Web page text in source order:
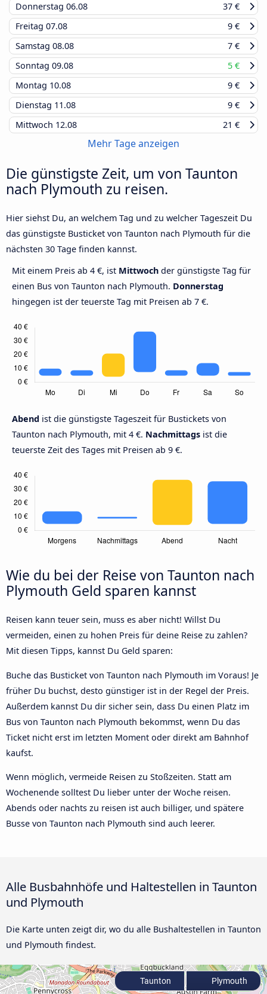
Donnerstag 06.08
37 €
Freitag 07.08
9 €
Samstag 08.08
7 €
Sonntag 09.08
5 €
Montag 10.08
9 €
Dienstag 11.08
9 €
Mittwoch 12.08 21 €
Mehr Tage anzeigen
Die günstigste Zeit, um von Taunton
nach Plymouth zu reisen.
Hier siehst Du, an welchem Tag und zu welcher Tageszeit Du
das günstigste Busticket von Taunton nach Plymouth für die
nächsten 30 Tage finden kannst.
Mit einem Preis ab 4 €, ist Mittwoch der günstigste Tag für
einen Bus von Taunton nach Plymouth. Donnerstag
hingegen ist der teuerste Tag mit Preisen ab 7 €.
Abend ist die günstigste Tageszeit für Bustickets von
Taunton nach Plymouth, mit 4 €. Nachmittags ist die
teuerste Zeit des Tages mit Preisen ab 9 €.
Wie du bei der Reise von Taunton nach
Plymouth Geld sparen kannst
Reisen kann teuer sein, muss es aber nicht! Willst Du
vermeiden, einen zu hohen Preis für deine Reise zu zahlen?
Mit diesen Tipps, kannst Du Geld sparen:
Buche das Busticket von Taunton nach Plymouth im Voraus! Je
früher Du buchst, desto günstiger ist in der Regel der Preis.
Außerdem kannst Du dir sicher sein, dass Du einen Platz im
Bus von Taunton nach Plymouth bekommst, wenn Du das
Ticket nicht erst im letzten Moment oder direkt am Bahnhof
kaufst.
Wenn möglich, vermeide Reisen zu Stoßzeiten. Statt am
Wochenende solltest Du lieber unter der Woche reisen.
Abends oder nachts zu reisen ist auch billiger, und spätere
Busse von Taunton nach Plymouth sind auch leerer.
Alle Busbahnhöfe und Haltestellen in Taunton
und Plymouth
Die Karte unten zeigt dir, wo du alle Bushaltestellen in Taunton
und Plymouth findest.
Taunton Plymouth